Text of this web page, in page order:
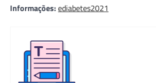
Informações:ediabetes2021